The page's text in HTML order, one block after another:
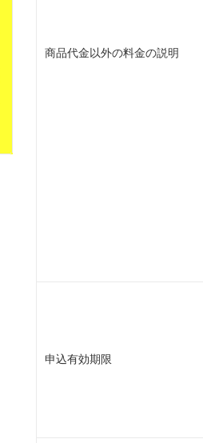
商品代金以外の料金の説明
申込有効期限